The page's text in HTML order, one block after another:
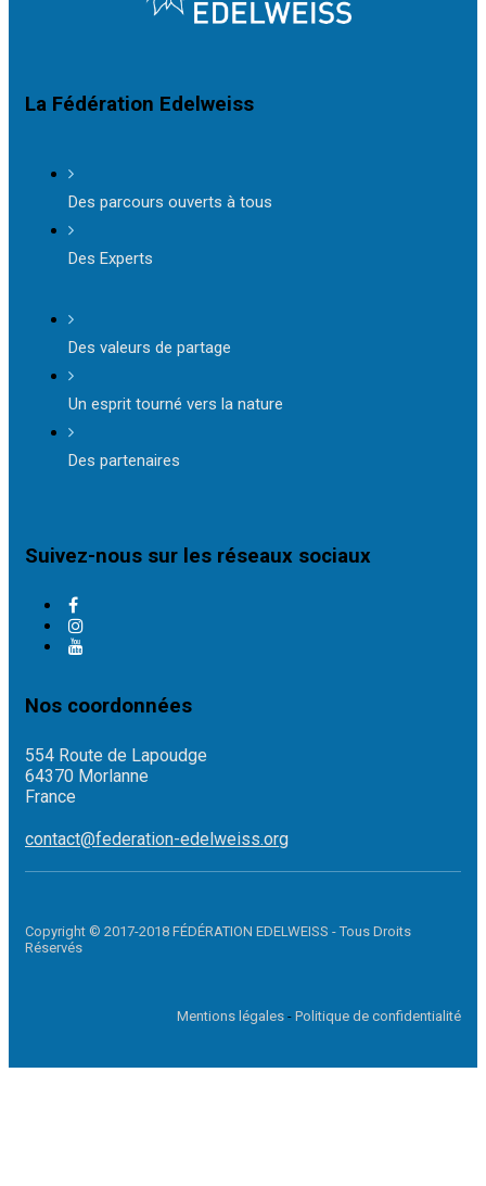
La Fédération Edelweiss
Des parcours ouverts à tous
Des Experts
Des valeurs de partage
Un esprit tourné vers la nature
Des partenaires
Suivez-nous sur les réseaux sociaux
Nos coordonnées
554 Route de Lapoudge
64370 Morlanne
France
contact@federation-edelweiss.org
Copyright © 2017-2018 FÉDÉRATION EDELWEISS - Tous Droits
Réservés
Mentions légales - Politique de confidentialité